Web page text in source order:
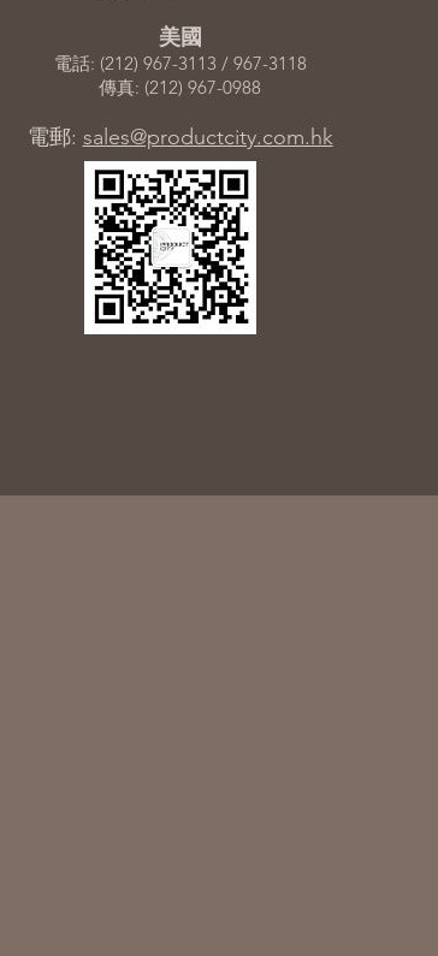
美國
電話: (212) 967-3113 / 967-3118
傳真: (212) 967-0988
電郵: sales@productcity.com.hk